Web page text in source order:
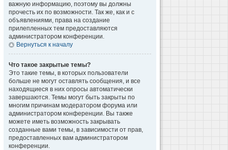
важную информацию, поэтому вы должны
прочесть их по возможности. Так же, как и с
объявлениями, права на создание
прилепленных тем предоставляются
администратором конференции.
Вернуться к началу
Что такое закрытые темы?
Это такие темы, в которых пользователи
больше не могут оставлять сообщения, и все
находящиеся в них опросы автоматически
завершаются. Темы могут быть закрыты по
многим причинам модератором форума или
администратором конференции. Вы также
можете иметь возможность закрывать
созданные вами темы, в зависимости от прав,
предоставленных вам администратором
конференции.